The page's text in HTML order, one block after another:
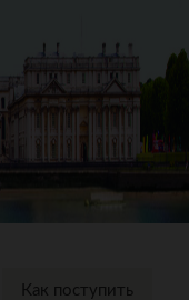
Как поступить